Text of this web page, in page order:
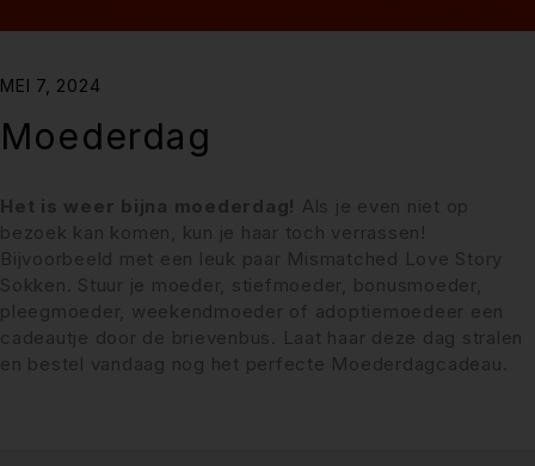
MEI 7, 2024
Moederdag
Het is weer bijna moederdag! Als je even niet op
bezoek kan komen, kun je haar toch verrassen!
Bijvoorbeeld met een leuk paar Mismatched Love Story
Sokken. Stuur je moeder, stiefmoeder, bonusmoeder,
pleegmoeder, weekendmoeder of adoptiemoedeer een
cadeautje door de brievenbus. Laat haar deze dag stralen
en bestel vandaag nog het perfecte Moederdagcadeau.